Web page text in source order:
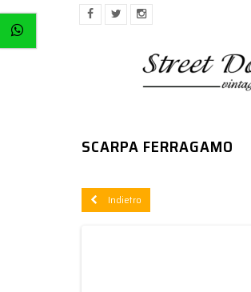
SCARPA FERRAGAMO
Indietro